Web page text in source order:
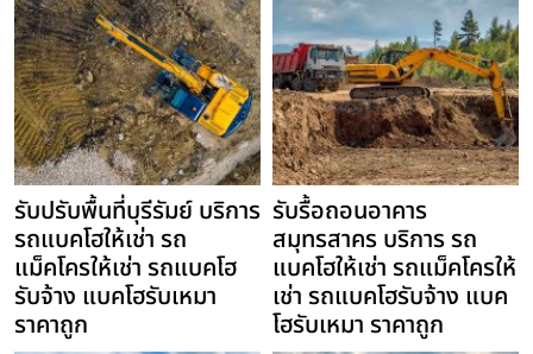
รับปรับพื้นที่บุรีรัมย์ บริการ
รถแบคโฮให้เช่า รถ
แม็คโครให้เช่า รถแบคโฮ
รับจ้าง แบคโฮรับเหมา
ราคาถูก
รับรื้อถอนอาคาร
สมุทรสาคร บริการ รถ
แบคโฮให้เช่า รถแม็คโครให้
เช่า รถแบคโฮรับจ้าง แบค
โฮรับเหมา ราคาถูก